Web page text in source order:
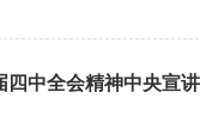
四中全会精神中央宣